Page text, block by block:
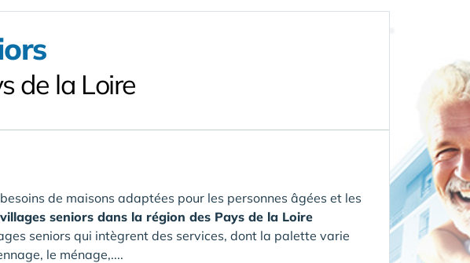
de la Loire
de maisons adaptées pour les personnes âgées et les
seniors dans la région des Pays de la Loire
seniors qui intègrent des services, dont la palette varie
le ménage,....